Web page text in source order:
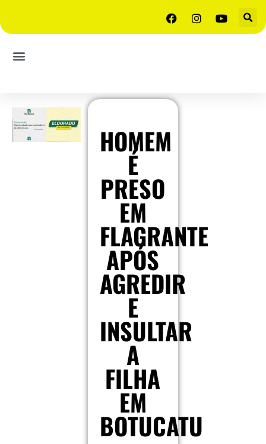
HOMEM
É
PRESO
EM
FLAGRANTE
APÓS
AGREDIR
E
INSULTAR
A
FILHA
EM
BOTUCATU